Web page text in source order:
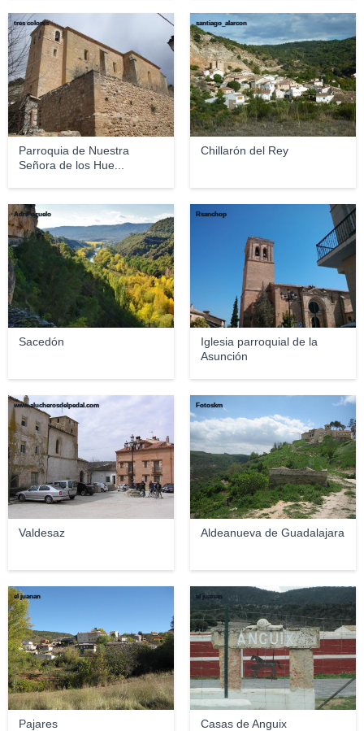
Parroquia de Nuestra
Señora de los Hue...
tres colores
Chillarón del Rey
santiago_alarcon
Sacedón
AdriPozuelo
Iglesia parroquial de la
Asunción
Rsanchop
Valdesaz
www.alucherosdelpedal.com
Aldeanueva de Guadalajara
Fotoskm
Pajares
el juanan
Casas de Anguix
el juanan